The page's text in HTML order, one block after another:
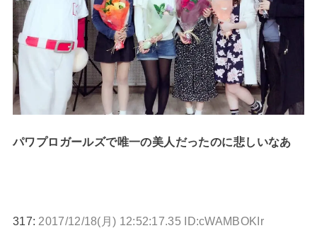
パワプロガールズで唯一の美人だったのに悲しいなあ
317: 2017/12/18(月) 12:52:17.35 ID:cWAMBOKIr